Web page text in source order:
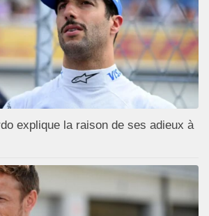
explique la raison de ses adieux à